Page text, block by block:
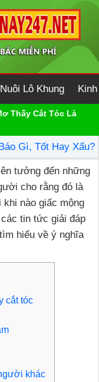
Nuôi Lô Khung
Thấy Cắt Tóc Là
Gì, Tốt Hay Xấu?
tưởng đến những
cho rằng đó là
khi nào giấc mộng
tin tức giải đáp
hiểu về ý nghĩa
cắt tóc
khác